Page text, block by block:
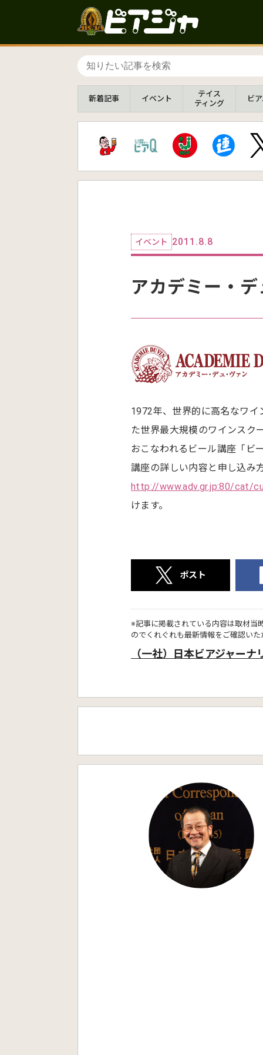
新着記事 イベント
テイス
ティング
ビ
イベント 2011.8.8
アカデミー・
1972年、世界的に高名なワ
た世界最大規模のワインスク
おこなわれるビール講座「ビ
講座の詳しい内容と申し込み
http://www.adv.gr.jp:80/cat/
けます。
ポスト
※記事に掲載されている内容は取材当
のでくれぐれも最新情報をご確認い
（一社）日本ビアジャー